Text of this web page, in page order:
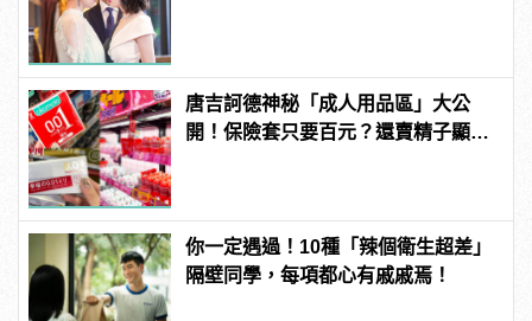
唐吉訶德神秘「成人用品區」大公
開！保險套只要百元？還賣精子顯微
你一定遇過！10種「辣個衛生超差」
隔壁同學，每項都心有戚戚焉！